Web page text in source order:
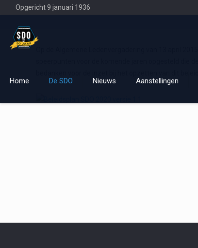
Opgericht 9 januari 1936
Home De SDO Nieuws Aanstellingen